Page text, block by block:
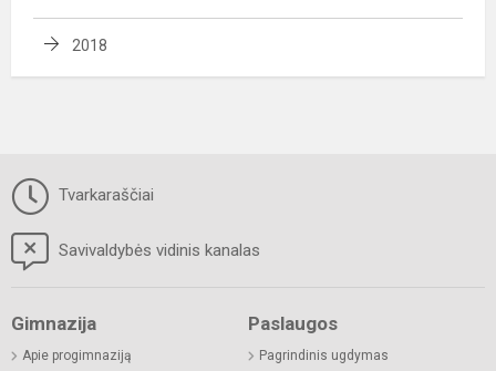
2018
Tvarkaraščiai
Savivaldybės vidinis kanalas
Gimnazija
Apie progimnaziją
Paslaugos
Pagrindinis ugdymas